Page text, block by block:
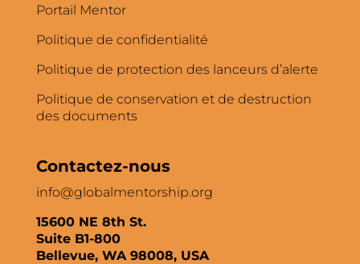
Portail Mentor
Politique de confidentialité
Politique de protection des lanceurs d’alerte
Politique de conservation et de destruction
des documents
Contactez-nous
info@globalmentorship.org
15600 NE 8th St.
Suite B1-800
Bellevue, WA 98008, USA